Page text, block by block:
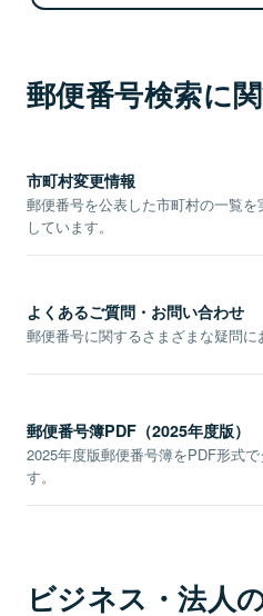
郵便番号検索に
市町村変更情報
郵便番号を公表した市町村の一覧
しています。
よくあるご質問・お問い合わせ
郵便番号に関するさまざまな疑問に
郵便番号簿PDF（2025年度版）
2025年度版郵便番号簿をPDF形式
す。
ビジネス・法人